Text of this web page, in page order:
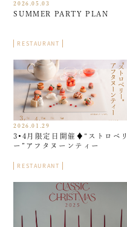
2026.05.03
SUMMER PARTY PLAN
RESTAURANT
2026.01.29
3•4月限定日開催♦︎“ストロベリ
ー”アフタヌーンティー
RESTAURANT